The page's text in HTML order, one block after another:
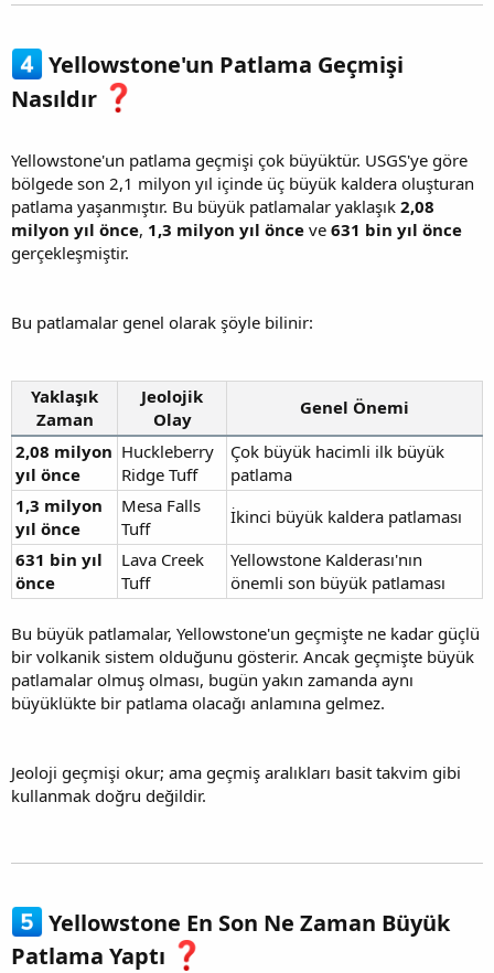
Yellowstone'un Patlama Geçmişi
Nasıldır
Yellowstone'un patlama geçmişi çok büyüktür. USGS'ye göre
bölgede son 2,1 milyon yıl içinde üç büyük kaldera oluşturan
patlama yaşanmıştır. Bu büyük patlamalar yaklaşık 2,08
milyon yıl önce, 1,3 milyon yıl önce ve 631 bin yıl önce
gerçekleşmiştir.
Bu patlamalar genel olarak şöyle bilinir:
Yaklaşık
Zaman
Jeolojik
Olay
Genel Önemi
2,08 milyon
yıl önce
Huckleberry
Ridge Tuff
Çok büyük hacimli ilk büyük
patlama
1,3 milyon
yıl önce
Mesa Falls
Tuff
İkinci büyük kaldera patlaması
631 bin yıl
önce
Lava Creek
Tuff
Yellowstone Kalderası'nın
önemli son büyük patlaması
Bu büyük patlamalar, Yellowstone'un geçmişte ne kadar güçlü
bir volkanik sistem olduğunu gösterir. Ancak geçmişte büyük
patlamalar olmuş olması, bugün yakın zamanda aynı
büyüklükte bir patlama olacağı anlamına gelmez.
Jeoloji geçmişi okur; ama geçmiş aralıkları basit takvim gibi
kullanmak doğru değildir.
Yellowstone En Son Ne Zaman Büyük
Patlama Yaptı